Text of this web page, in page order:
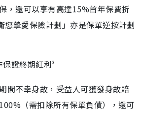
，還可以享有高達15%首年保費折
您摯愛保險計劃」亦是保單逆按計劃
保證終期紅利³
間不幸身故，受益人可獲發身故賠
（需扣除所有保單負債），還可